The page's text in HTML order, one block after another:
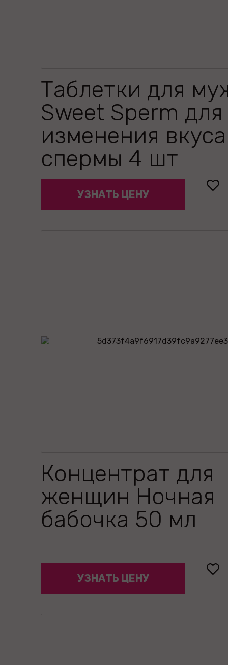
Таблетки для
Sweet Sperm для
изменения вкуса
спермы 4 шт
УЗНАТЬ ЦЕНУ
Концентрат для
женщин Ночная
бабочка 50 мл
УЗНАТЬ ЦЕНУ